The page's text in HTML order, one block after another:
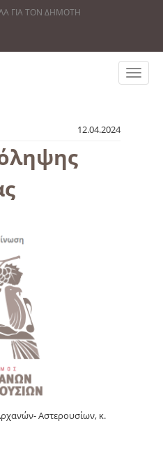
ΓΙΑ ΤΟΝ ΔΗΜΟΤΗ
Toggle
12.04.2024
Αστερουσίων, κ.